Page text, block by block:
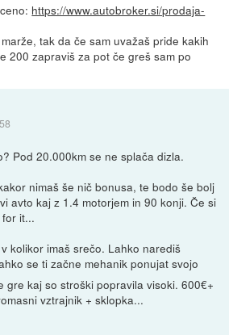
https://www.autobroker.si/prodaja-
tak da če sam uvažaš pride kakih
200 zapraviš za pot če greš sam po
Pod 20.000km se ne splača dizla.
nimaš še nič bonusa, te bodo še bolj
avto kaj z 1.4 motorjem in 90 konji. Če si
it...
kolikor imaš srečo. Lahko narediš
se ti začne mehanik ponujat svojo
gre kaj so stroški popravila visoki. 600€+
vztrajnik + sklopka...